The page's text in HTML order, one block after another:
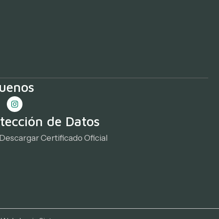
de Datos
Descargar Certificado Oficial